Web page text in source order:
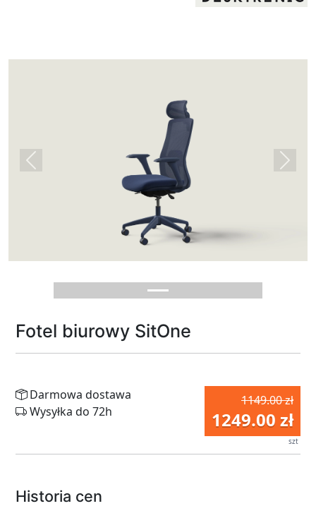
Previous Next
Fotel biurowy SitOne
1149.00 zł
1249.00 zł
szt
Darmowa dostawa
Wysyłka do 72h
Historia cen